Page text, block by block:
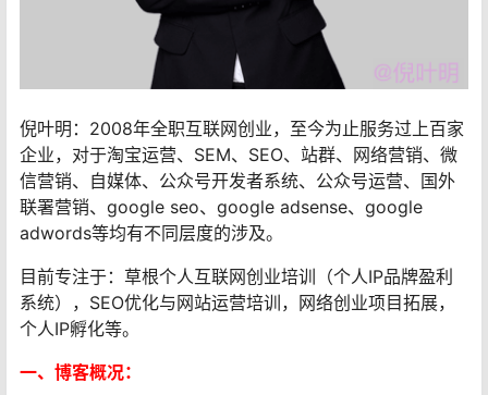
倪叶明：2008年全职互联网创业，至今为止服务过上百家
企业，对于淘宝运营、SEM、SEO、站群、网络营销、微
信营销、自媒体、公众号开发者系统、公众号运营、国外
联署营销、google seo、google adsense、google
adwords等均有不同层度的涉及。
目前专注于：草根个人互联网创业培训（个人IP品牌盈利
系统），SEO优化与网站运营培训，网络创业项目拓展，
个人IP孵化等。
一、博客概况：